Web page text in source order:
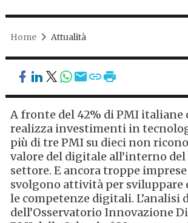
Home Attualità
A fronte del 42% di PMI italiane
realizza investimenti in
più di tre PMI su dieci non
valore del digitale all’interno
settore. E ancora troppe imprese
svolgono attività per sviluppare
le competenze digitali. L’analisi
dell’Osservatorio Innovazione